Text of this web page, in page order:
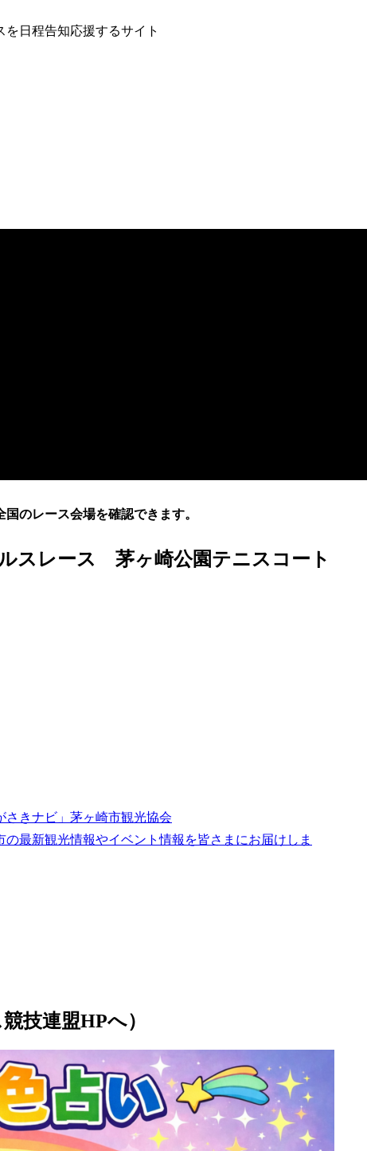
日程告知応援するサイト
のレース会場を確認できます。
スレース 茅ヶ崎公園テニスコート
さきナビ」茅ヶ崎市観光協会
最新観光情報やイベント情報を皆さまにお届けしま
技連盟HPへ）